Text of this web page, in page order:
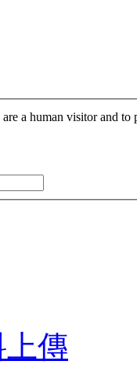
a human visitor and to
傳